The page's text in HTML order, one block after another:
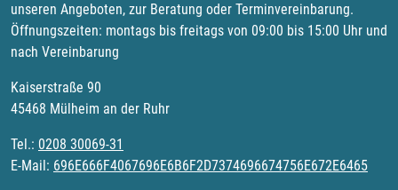
unseren Angeboten, zur Beratung oder Terminvereinbarung.
Öffnungszeiten: montags bis freitags von 09:00 bis 15:00 Uhr und
nach Vereinbarung
Kaiserstraße 90
45468 Mülheim an der Ruhr
Tel.: 0208 30069-31
E-Mail: 696E666F4067696E6B6F2D7374696674756E672E6465